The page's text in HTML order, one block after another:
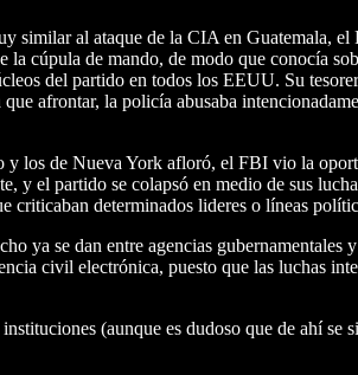
similar al ataque de la CIA en Guatemala,
cúpula de mando, de modo que conocía
del partido en todos los EEUU. Su
afrontar, la policía abusaba
y los de Nueva York afloró, el FBI vio la
y el partido se colapsó en medio de sus
criticaban determinados lideres o líneas
ya se dan entre agencias gubernamentales
civil electrónica, puesto que las luchas
(aunque es dudoso que de ahí se